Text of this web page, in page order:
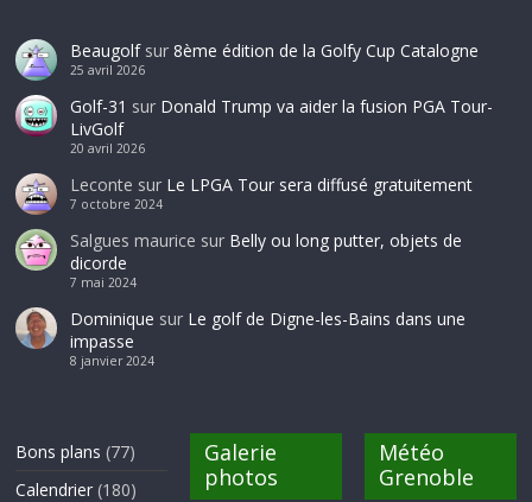
Beaugolfsur 8ème édition de la Golfy Cup Catalogne
25 avril 2026
Golf-31 sur Donald Trump va aider la fusion PGA Tour-
LivGolf
20 avril 2026
Leconte sur Le LPGA Tour sera diffusé gratuitement
7 octobre 2024
Salgues maurice sur Belly ou long putter, objets de
dicorde
7 mai 2024
Dominique sur Le golf de Digne-les-Bains dans une
impasse
8 janvier 2024
Bons plans (77)
Calendrier (180)
Galerie
photos
Météo
Grenoble